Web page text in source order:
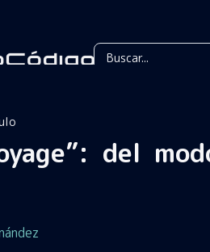
del